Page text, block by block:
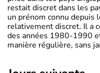
restait discret dans les
un prénom connu
relativement discret. Il a
des années 1980-1990
manière régulière, sans